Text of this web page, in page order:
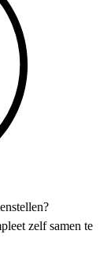
zelf samen te